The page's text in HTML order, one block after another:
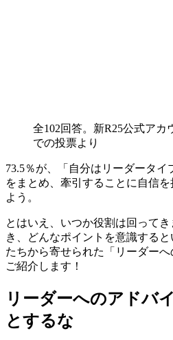
全102回答。新R25公式アカ
での投票より
73.5％が、「自分はリーダータイ
をまとめ、牽引することに自信
よう。
とはいえ、いつか役割は回って
き、どんなポイントを意識する
たちから寄せられた「リーダー
ご紹介します！
リーダーへのアドバ
とするな